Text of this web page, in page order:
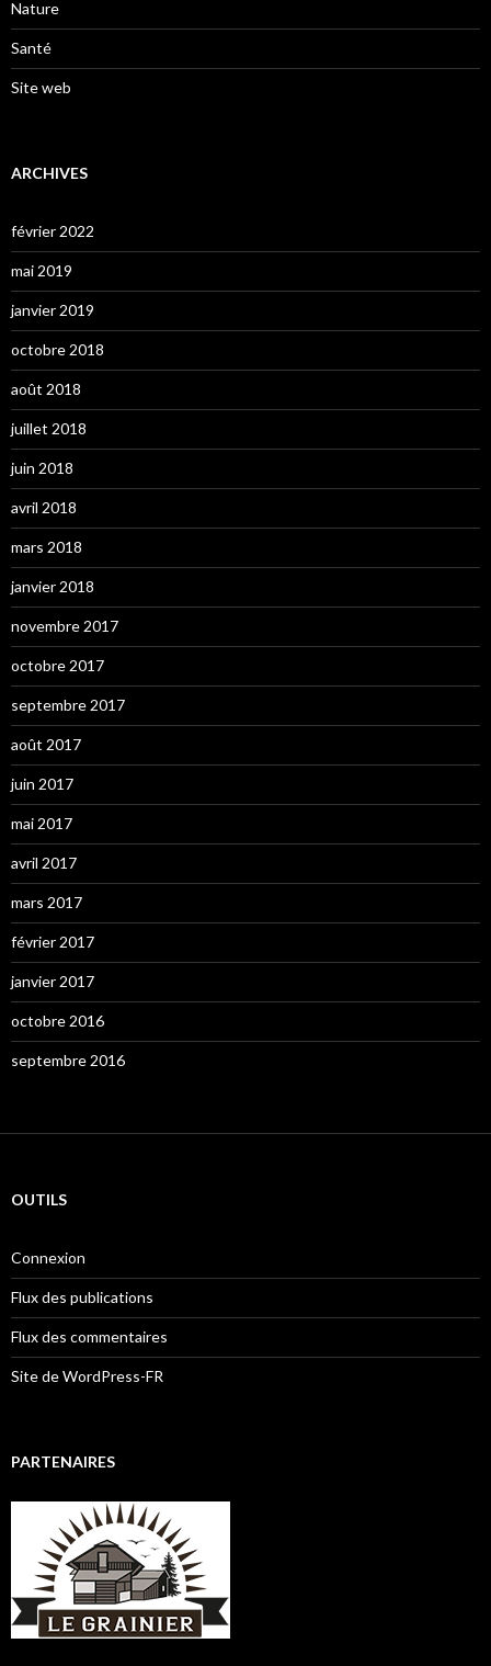
Nature
Santé
Site web
ARCHIVES
février 2022
mai 2019
janvier 2019
octobre 2018
août 2018
juillet 2018
juin 2018
avril 2018
mars 2018
janvier 2018
novembre 2017
octobre 2017
septembre 2017
août 2017
juin 2017
mai 2017
avril 2017
mars 2017
février 2017
janvier 2017
octobre 2016
septembre 2016
OUTILS
Connexion
Flux des publications
Flux des commentaires
Site de WordPress-FR
PARTENAIRES